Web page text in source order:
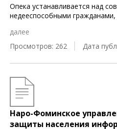
Опека устанавливается над
недееспособными
далее
Просмотров: 262
Дата
Наро-Фоминское
защиты населения